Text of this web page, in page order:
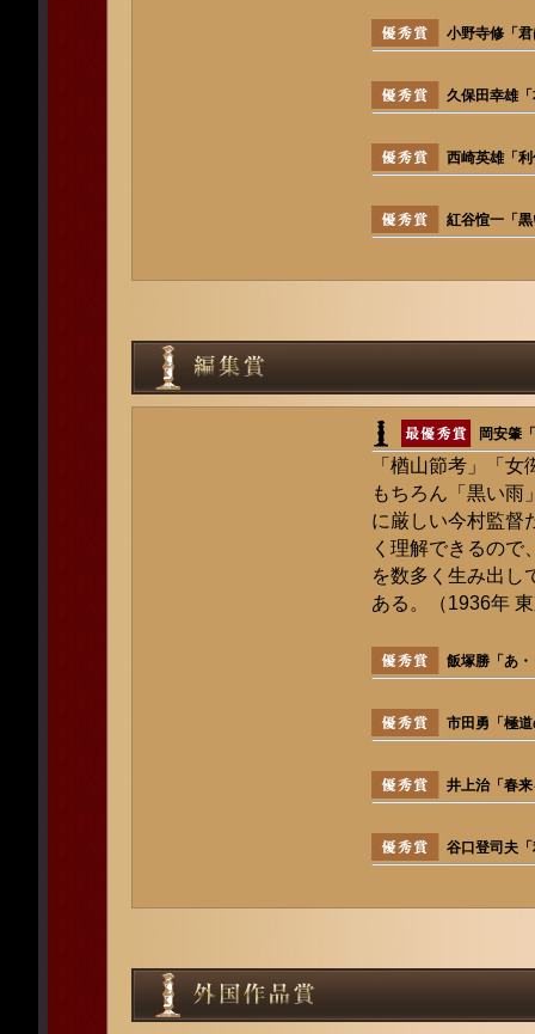
小野寺修「
久保田幸雄
西崎英雄「
紅谷愃一「
岡安肇
「楢山節考」「
もちろん「黒い雨
に厳しい今村監督
く理解できるので
を数多く生み出し
ある。（1936年
飯塚勝「あ
市田勇「極
井上治「春
谷口登司夫